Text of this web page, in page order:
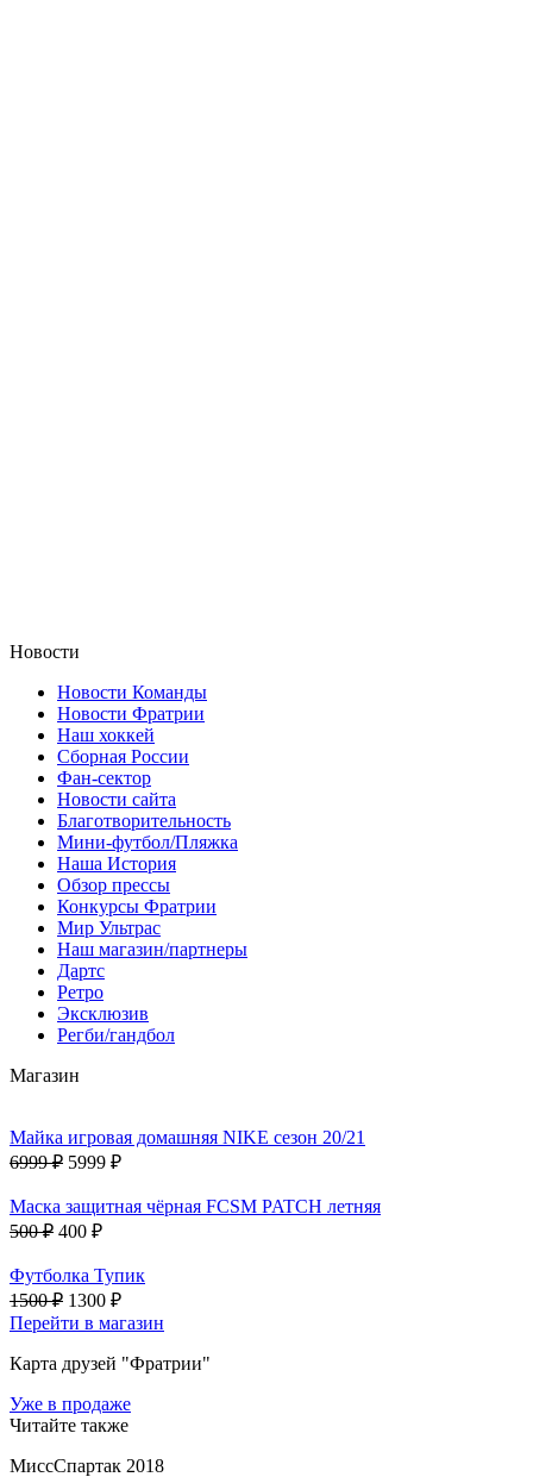
Новости
Новости Команды
Новости Фратрии
Наш хоккей
Сборная России
Фан-cектор
Новости сайта
Благотворительность
Мини-футбол/Пляжка
Наша История
Обзор прессы
Конкурсы Фратрии
Мир Ультрас
Наш магазин/партнеры
Дартс
Ретро
Эксклюзив
Регби/гандбол
Магазин
Майка игровая домашняя NIKE сезон 20/21
6999 ₽ 5999 ₽
Маска защитная чёрная FCSM PATCH летняя
500 ₽ 400 ₽
Футболка Тупик
1500 ₽ 1300 ₽
Перейти в магазин
Карта друзей "Фратрии"
Уже в продаже
Читайте также
МиссСпартак 2018